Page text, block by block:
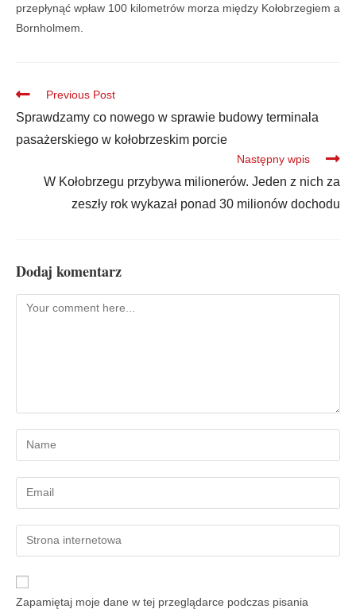
przepłynąć wpław 100 kilometrów morza między Kołobrzegiem a
Bornholmem.
Previous Post
Sprawdzamy co nowego w sprawie budowy terminala
pasażerskiego w kołobrzeskim porcie
Następny wpis
W Kołobrzegu przybywa milionerów. Jeden z nich za
zeszły rok wykazał ponad 30 milionów dochodu
Dodaj komentarz
Zapamiętaj moje dane w tej przeglądarce podczas pisania